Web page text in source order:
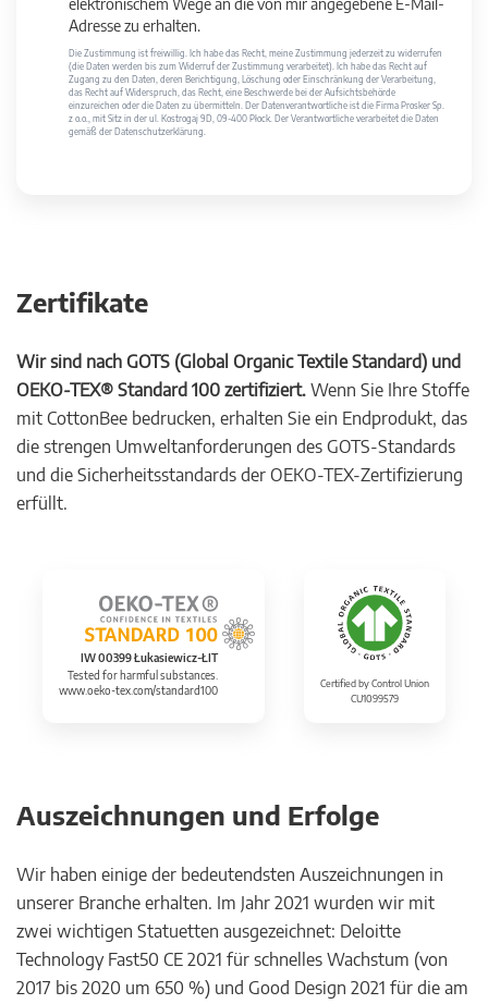
elektronischem Wege an die von mir angegebene E-Mail-
Adresse zu erhalten.
Die Zustimmung ist freiwillig. Ich habe das Recht, meine Zustimmung jederzeit zu widerrufen
(die Daten werden bis zum Widerruf der Zustimmung verarbeitet). Ich habe das Recht auf
Zugang zu den Daten, deren Berichtigung, Löschung oder Einschränkung der Verarbeitung,
das Recht auf Widerspruch, das Recht, eine Beschwerde bei der Aufsichtsbehörde
einzureichen oder die Daten zu übermitteln. Der Datenverantwortliche ist die Firma Prosker Sp.
z o.o., mit Sitz in der ul. Kostrogaj 9D, 09-400 Płock. Der Verantwortliche verarbeitet die Daten
gemäß der Datenschutzerklärung.
Zertifikate
Wir sind nach GOTS (Global Organic Textile Standard) und
OEKO-TEX® Standard 100 zertifiziert. Wenn Sie Ihre Stoffe
mit CottonBee bedrucken, erhalten Sie ein Endprodukt, das
die strengen Umweltanforderungen des GOTS-Standards
und die Sicherheitsstandards der OEKO-TEX-Zertifizierung
erfüllt.
IW 00399 Łukasiewicz-ŁIT
Tested for harmful substances.
www.oeko-tex.com/standard100
Certified by Control Union
CU1099579
Auszeichnungen und Erfolge
Wir haben einige der bedeutendsten Auszeichnungen in
unserer Branche erhalten. Im Jahr 2021 wurden wir mit
zwei wichtigen Statuetten ausgezeichnet: Deloitte
Technology Fast50 CE 2021 für schnelles Wachstum (von
2017 bis 2020 um 650 %) und Good Design 2021 für die am